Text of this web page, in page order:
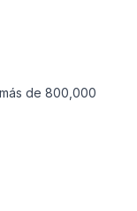
Bitsgap.
sin
de 800,000